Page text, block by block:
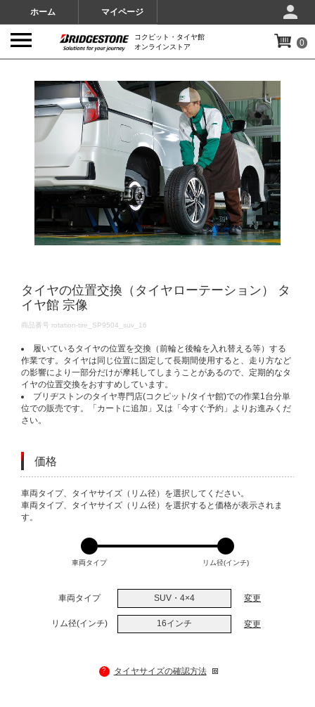
ホーム マイページ
コクピット・タイヤ館
オンラインストア
0
タイヤの位置交換（タイヤローテーション） タ
イヤ館 宗像
DETAILS
商品番号 rotation-tire_SP9504_suv_16
履いているタイヤの位置を交換（前輪と後輪を入れ替える等）する
作業です。タイヤは同じ位置に固定して長期間使用すると、走り方など
の影響により一部分だけが摩耗してしまうことがあるので、定期的なタ
イヤの位置交換をおすすめしています。
ブリヂストンのタイヤ専門店(コクピット/タイヤ館)での作業1台分単
位での販売です。「カートに追加」又は「今すぐ予約」よりお進みくだ
さい。
価格
VARIATIONS
車両タイプ、タイヤサイズ（リム径）を選択してください。
車両タイプ、タイヤサイズ（リム径）を選択すると価格が表示されま
す。
車両タイプ リム径(インチ)
車両タイプ SUV・4×4 変更
リム径(インチ) 16インチ 変更
? タイヤサイズの確認方法